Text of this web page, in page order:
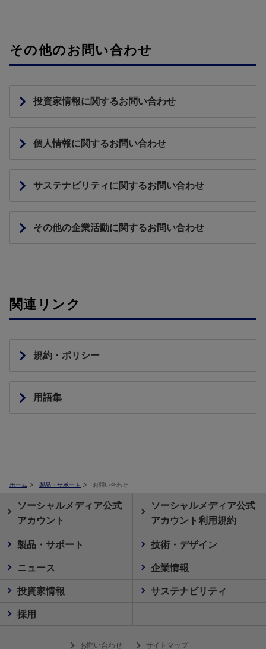
その他のお問い合わせ
投資家情報に関するお問い合わせ
個人情報に関するお問い合わせ
サステナビリティに関するお問い合わせ
その他の企業活動に関するお問い合わせ
関連リンク
規約・ポリシー
用語集
ホーム 製品・サポート お問い合わせ
ソーシャルメディア公式
アカウント
ソーシャルメディア公式
アカウント利用規約
製品・サポート
技術・デザイン
ニュース
企業情報
投資家情報
サステナビリティ
採用
お問い合わせ サイトマップ